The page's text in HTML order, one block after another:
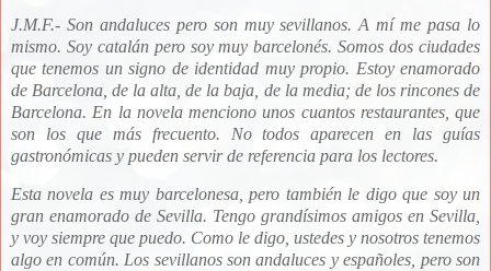
J.M.F.- Son andaluces pero son muy sevillanos. A mí me pasa lo
mismo. Soy catalán pero soy muy barcelonés. Somos dos ciudades
que tenemos un signo de identidad muy propio. Estoy enamorado
de Barcelona, de la alta, de la baja, de la media; de los rincones de
Barcelona. En la novela menciono unos cuantos restaurantes, que
son los que más frecuento. No todos aparecen en las guías
gastronómicas y pueden servir de referencia para los lectores.
Esta novela es muy barcelonesa, pero también le digo que soy un
gran enamorado de Sevilla. Tengo grandísimos amigos en Sevilla,
y voy siempre que puedo. Como le digo, ustedes y nosotros tenemos
algo en común. Los sevillanos son andaluces y españoles, pero son